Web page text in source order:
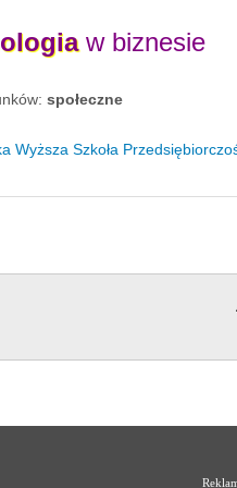
w biznesie
społeczne
Wyższa Szkoła